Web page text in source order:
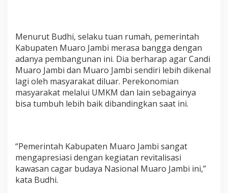
Menurut Budhi, selaku tuan rumah, pemerintah
Kabupaten Muaro Jambi merasa bangga dengan
adanya pembangunan ini. Dia berharap agar Candi
Muaro Jambi dan Muaro Jambi sendiri lebih dikenal
lagi oleh masyarakat diluar. Perekonomian
masyarakat melalui UMKM dan lain sebagainya
bisa tumbuh lebih baik dibandingkan saat ini.
“Pemerintah Kabupaten Muaro Jambi sangat
mengapresiasi dengan kegiatan revitalisasi
kawasan cagar budaya Nasional Muaro Jambi ini,”
kata Budhi.